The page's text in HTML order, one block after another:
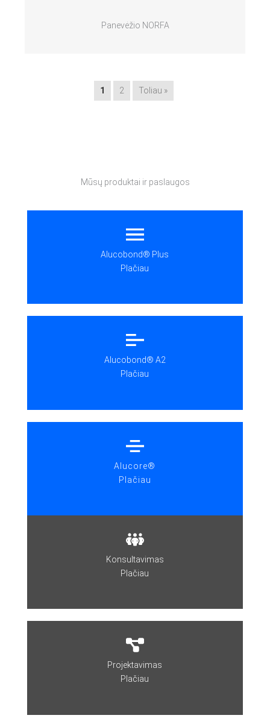
Panevėžio NORFA
1 2 Toliau »
Mūsų produktai ir paslaugos
Alucobond® Plus
Plačiau
Alucobond® A2
Plačiau
Alucore®
Plačiau
Konsultavimas
Plačiau
Projektavimas
Plačiau